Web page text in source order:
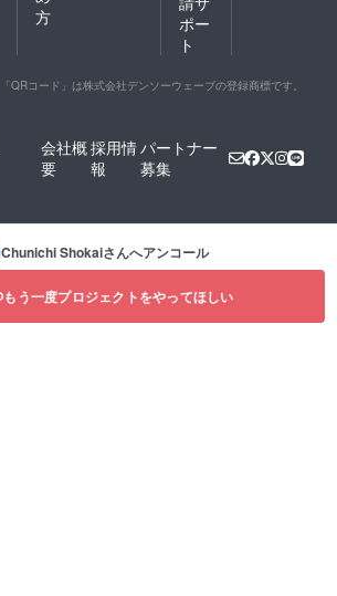
方
ポー
ト
「QRコード」は株式会社デンソーウェーブの登録商標です。
会社概
要
採用情
報
パートナー
募集
Chunichi Shokaiさんへアンコール
もう一度プロジェクトをやってほしい